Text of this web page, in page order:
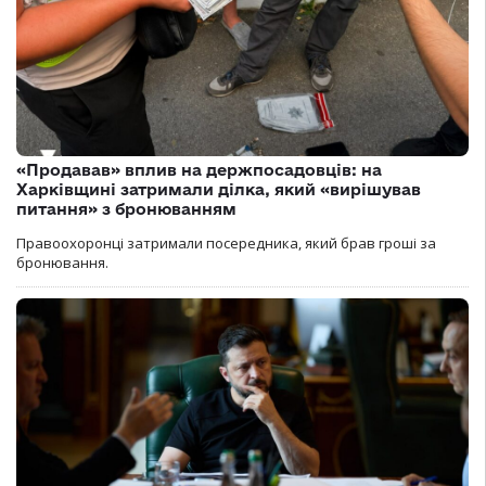
«Продавав» вплив на держпосадовців: на
Харківщині затримали ділка, який «вирішував
питання» з бронюванням
Правоохоронці затримали посередника, який брав гроші за
бронювання.